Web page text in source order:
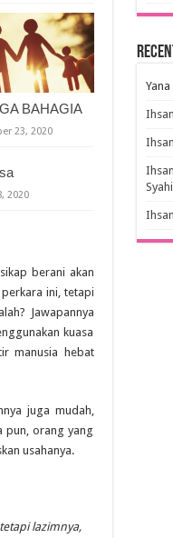
BAHAGIA
23, 2020
2020
berani akan
ini, tetapi
Jawapannya
kuasa
manusia hebat
juga mudah,
pun, orang yang
usahanya.
lazimnya,
Yana
Ihsan
Ihsan
Ihsan
Ihsan